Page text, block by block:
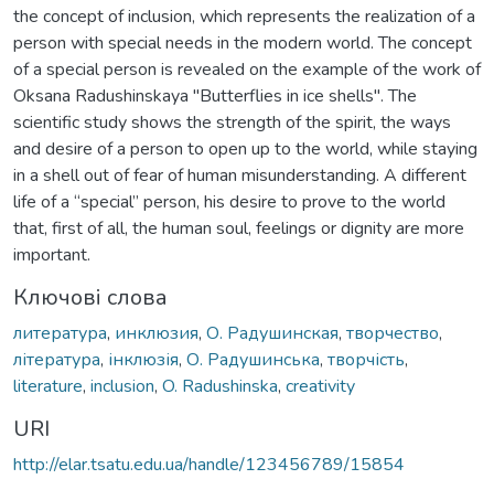
the concept of inclusion, which represents the realization of a
person with special needs in the modern world. The concept
of a special person is revealed on the example of the work of
Oksana Radushinskaya "Butterflies in ice shells". The
scientific study shows the strength of the spirit, the ways
and desire of a person to open up to the world, while staying
in a shell out of fear of human misunderstanding. A different
life of a “special” person, his desire to prove to the world
that, first of all, the human soul, feelings or dignity are more
important.
Ключові слова
литература, инклюзия, О. Радушинская, творчество,
література, інклюзія, О. Радушинська, творчість,
literature, inclusion, O. Radushinska, creativity
URI
http://elar.tsatu.edu.ua/handle/123456789/15854